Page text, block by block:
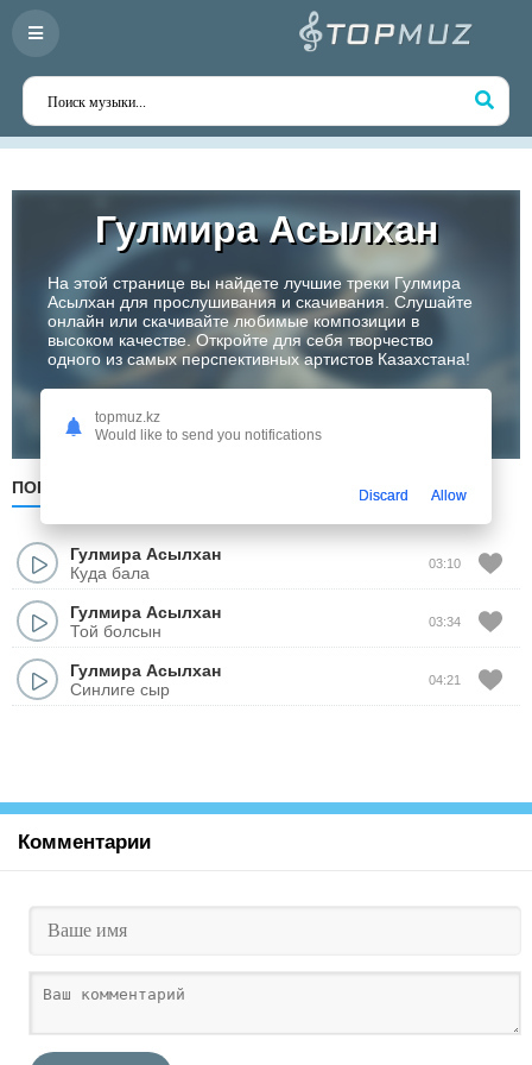
Гулмира Асылхан
На этой странице вы найдете лучшие треки Гулмира
Асылхан для прослушивания и скачивания. Слушайте
онлайн или скачивайте любимые композиции в
высоком качестве. Откройте для себя творчество
одного из самых перспективных артистов Казахстана!
ПОПУЛЯРНЫЕ ПО АЛФАВИТУ
Гулмира Асылхан
Куда бала
03:10
Гулмира Асылхан
Той болсын
03:34
Гулмира Асылхан
Синлиге сыр
04:21
Комментарии
topmuz.kz
Would like to send you notifications
Discard Allow